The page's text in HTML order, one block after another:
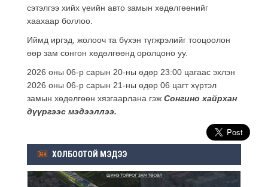
сэтэлгээ хийх үеийн авто замын хөдөлгөөнийг
хаахаар боллоо.
Иймд иргэд, жолооч та бүхэн түгжрэлийг тооцоолон
өөр зам сонгон хөдөлгөөнд оролцоно уу.
2026 оны 06-р сарын 20-ны өдөр 23:00 цагаас эхлэн
2026 оны 06-р сарын 21-ны өдөр 06 цагт хүртэл
замын хөдөлгөөн хязгаарлана гэж Сонгино хайрхан
дүүргээс мэдээллээ.
ХОЛБООТОЙ МЭДЭЭ